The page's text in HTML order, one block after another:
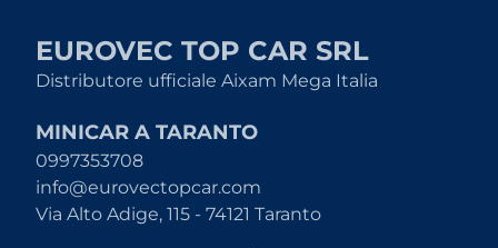
EUROVEC TOP CAR SRL
Distributore ufficiale Aixam Mega Italia
MINICAR A TARANTO
0997353708
info@eurovectopcar.com
Via Alto Adige, 115 - 74121 Taranto